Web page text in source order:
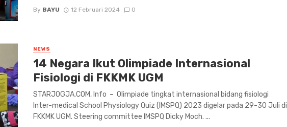
By BAYU 12 Februari 2024 0
NEWS
14 Negara Ikut Olimpiade Internasional
Fisiologi di FKKMK UGM
STARJOGJA.COM, Info – Olimpiade tingkat internasional bidang fisiologi
Inter-medical School Physiology Quiz (IMSPQ) 2023 digelar pada 29-30 Juli di
FKKMK UGM. Steering committee IMSPQ Dicky Moch. ...